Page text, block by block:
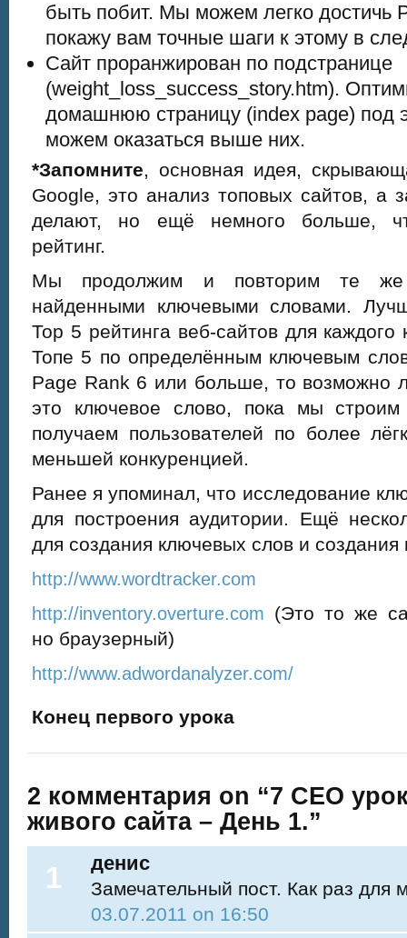
быть побит. Мы можем легко достичь
покажу вам точные шаги к этому в
Сайт проранжирован по подстранице
(weight_loss_success_story.htm).
домашнюю страницу (index page) под
можем оказаться выше них.
*Запомните, основная идея,
Google, это анализ топовых сайтов, а
делают, но ещё немного больше,
рейтинг.
Мы продолжим и повторим те же
найденными ключевыми словами.
Top 5 рейтинга веб-сайтов для
Топе 5 по определённым ключевым
Page Rank 6 или больше, то возможно
это ключевое слово, пока мы
получаем пользователей по более
меньшей конкуренцией.
Ранее я упоминал, что исследование
для построения аудитории. Ещё
для создания ключевых слов и
http://www.wordtracker.com
http://inventory.overture.com (Это то же
но браузерный)
http://www.adwordanalyzer.com/
Конец первого урока
2 комментария on “7 СЕО
живого сайта – День 1.”
1 денис
Замечательный пост. Как раз для
03.07.2011 on 16:50